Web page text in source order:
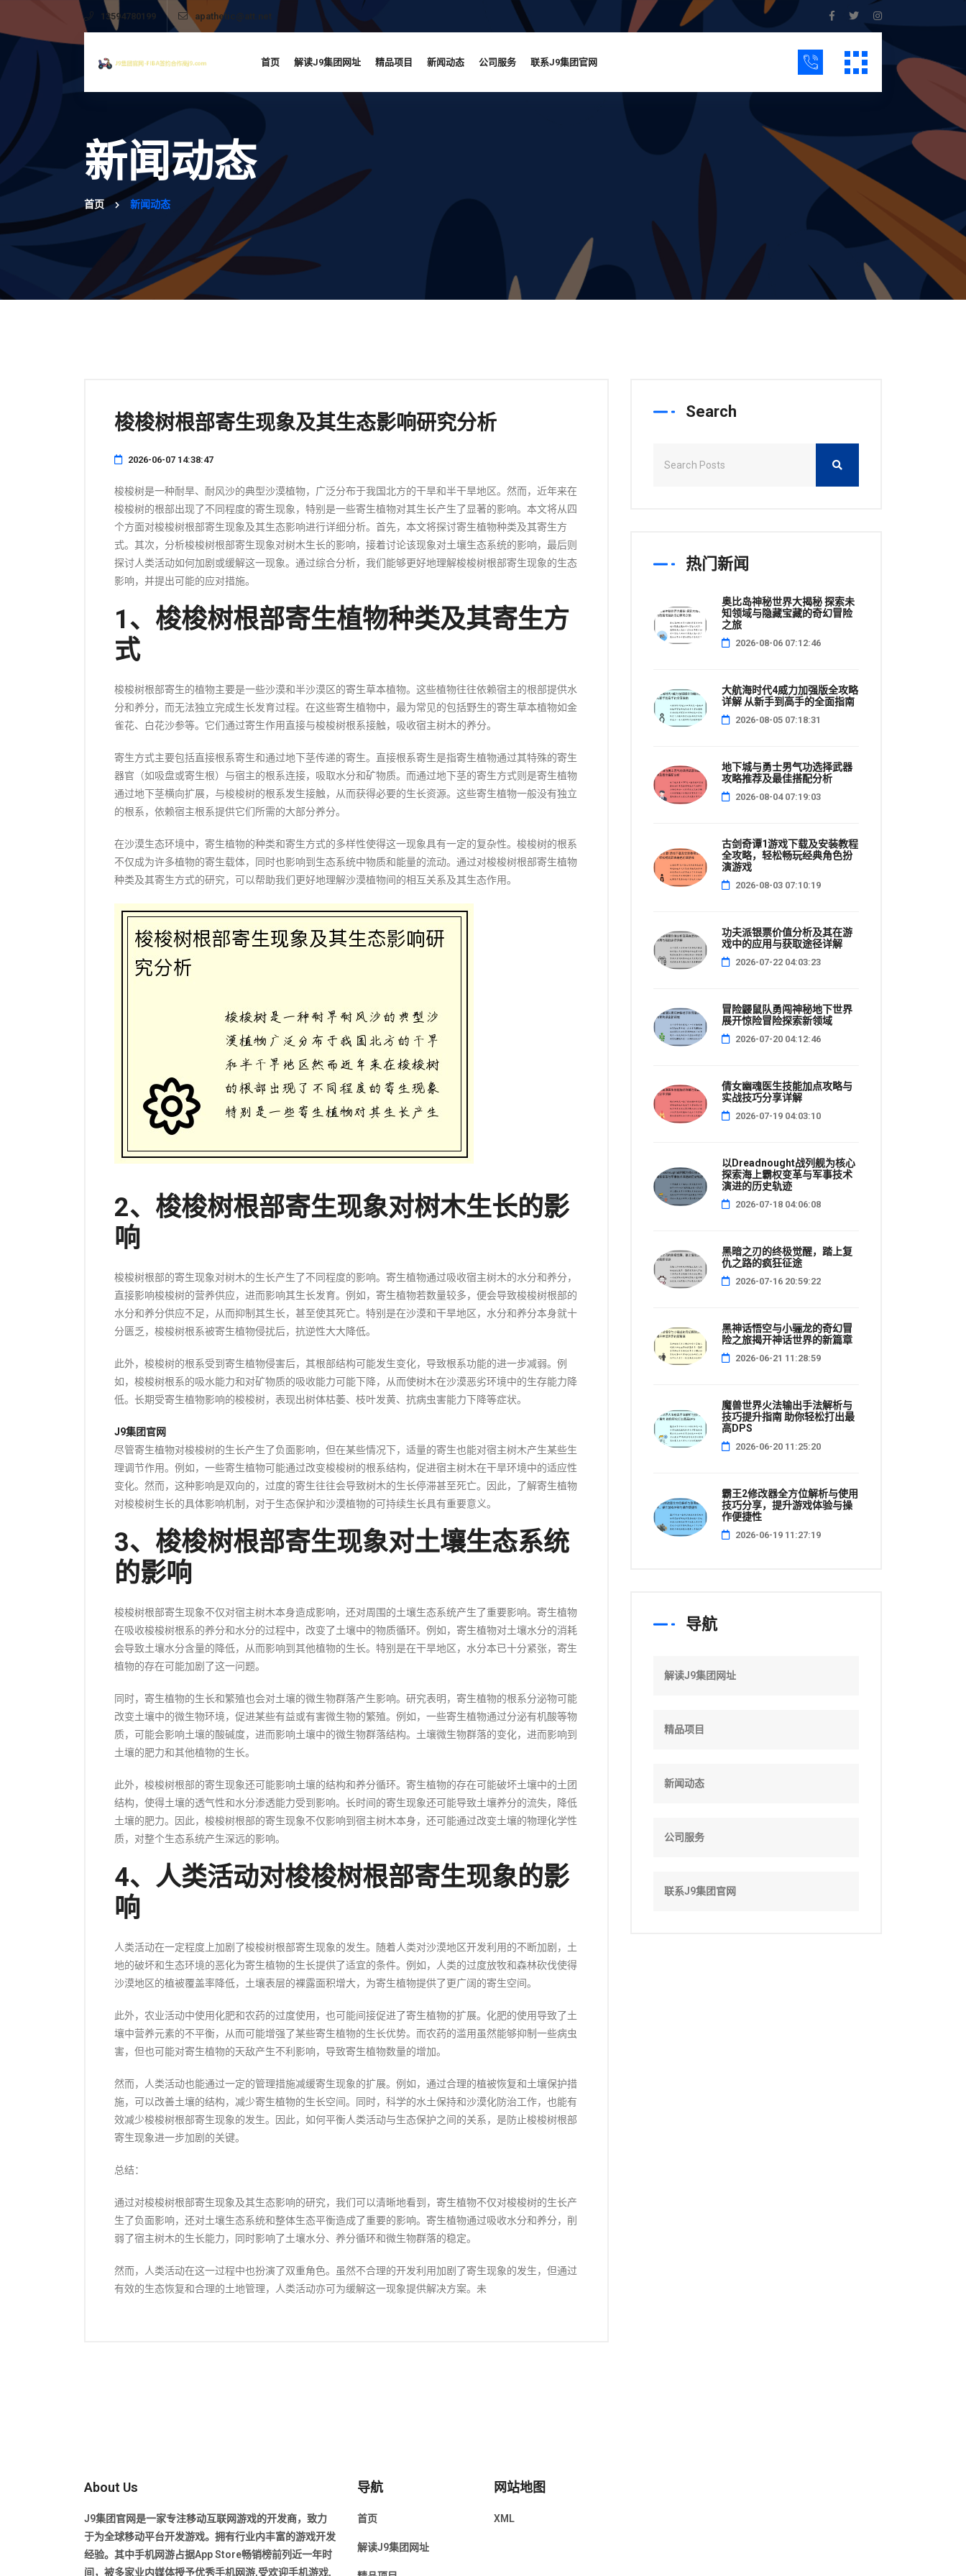
13594780199 apathetic@att.net
首页 解读J9集团网址 精品项目 新闻动态 公司服务 联系J9集团官网
新闻动态
首页 新闻动态
梭梭树根部寄生现象及其生态影响研究分析
2026-06-07 14:38:47
梭梭树是一种耐旱、耐风沙的典型沙漠植物，广泛分布于我国北方的干旱和半干旱地区。然而，近年来在
梭梭树的根部出现了不同程度的寄生现象，特别是一些寄生植物对其生长产生了显著的影响。本文将从四
个方面对梭梭树根部寄生现象及其生态影响进行详细分析。首先，本文将探讨寄生植物种类及其寄生方
式。其次，分析梭梭树根部寄生现象对树木生长的影响，接着讨论该现象对土壤生态系统的影响，最后则
探讨人类活动如何加剧或缓解这一现象。通过综合分析，我们能够更好地理解梭梭树根部寄生现象的生态
影响，并提出可能的应对措施。
1、梭梭树根部寄生植物种类及其寄生方
式
梭梭树根部寄生的植物主要是一些沙漠和半沙漠区的寄生草本植物。这些植物往往依赖宿主的根部提供水
分和养分，而无法独立完成生长发育过程。在这些寄生植物中，最为常见的包括野生的寄生草本植物如金
雀花、白花沙参等。它们通过寄生作用直接与梭梭树根系接触，吸收宿主树木的养分。
寄生方式主要包括直接根系寄生和通过地下茎传递的寄生。直接根系寄生是指寄生植物通过其特殊的寄生
器官（如吸盘或寄生根）与宿主的根系连接，吸取水分和矿物质。而通过地下茎的寄生方式则是寄生植物
通过地下茎横向扩展，与梭梭树的根系发生接触，从而获得必要的生长资源。这些寄生植物一般没有独立
的根系，依赖宿主根系提供它们所需的大部分养分。
在沙漠生态环境中，寄生植物的种类和寄生方式的多样性使得这一现象具有一定的复杂性。梭梭树的根系
不仅成为许多植物的寄生载体，同时也影响到生态系统中物质和能量的流动。通过对梭梭树根部寄生植物
种类及其寄生方式的研究，可以帮助我们更好地理解沙漠植物间的相互关系及其生态作用。
2、梭梭树根部寄生现象对树木生长的影
响
梭梭树根部的寄生现象对树木的生长产生了不同程度的影响。寄生植物通过吸收宿主树木的水分和养分，
直接影响梭梭树的营养供应，进而影响其生长发育。例如，寄生植物若数量较多，便会导致梭梭树根部的
水分和养分供应不足，从而抑制其生长，甚至使其死亡。特别是在沙漠和干旱地区，水分和养分本身就十
分匮乏，梭梭树根系被寄生植物侵扰后，抗逆性大大降低。
此外，梭梭树的根系受到寄生植物侵害后，其根部结构可能发生变化，导致根系功能的进一步减弱。例
如，梭梭树根系的吸水能力和对矿物质的吸收能力可能下降，从而使树木在沙漠恶劣环境中的生存能力降
低。长期受寄生植物影响的梭梭树，表现出树体枯萎、枝叶发黄、抗病虫害能力下降等症状。
J9集团官网
尽管寄生植物对梭梭树的生长产生了负面影响，但在某些情况下，适量的寄生也能对宿主树木产生某些生
理调节作用。例如，一些寄生植物可能通过改变梭梭树的根系结构，促进宿主树木在干旱环境中的适应性
变化。然而，这种影响是双向的，过度的寄生往往会导致树木的生长停滞甚至死亡。因此，了解寄生植物
对梭梭树生长的具体影响机制，对于生态保护和沙漠植物的可持续生长具有重要意义。
3、梭梭树根部寄生现象对土壤生态系统
的影响
梭梭树根部寄生现象不仅对宿主树木本身造成影响，还对周围的土壤生态系统产生了重要影响。寄生植物
在吸收梭梭树根系的养分和水分的过程中，改变了土壤中的物质循环。例如，寄生植物对土壤水分的消耗
会导致土壤水分含量的降低，从而影响到其他植物的生长。特别是在干旱地区，水分本已十分紧张，寄生
植物的存在可能加剧了这一问题。
同时，寄生植物的生长和繁殖也会对土壤的微生物群落产生影响。研究表明，寄生植物的根系分泌物可能
改变土壤中的微生物环境，促进某些有益或有害微生物的繁殖。例如，一些寄生植物通过分泌有机酸等物
质，可能会影响土壤的酸碱度，进而影响土壤中的微生物群落结构。土壤微生物群落的变化，进而影响到
土壤的肥力和其他植物的生长。
此外，梭梭树根部的寄生现象还可能影响土壤的结构和养分循环。寄生植物的存在可能破坏土壤中的土团
结构，使得土壤的透气性和水分渗透能力受到影响。长时间的寄生现象还可能导致土壤养分的流失，降低
土壤的肥力。因此，梭梭树根部的寄生现象不仅影响到宿主树木本身，还可能通过改变土壤的物理化学性
质，对整个生态系统产生深远的影响。
4、人类活动对梭梭树根部寄生现象的影
响
人类活动在一定程度上加剧了梭梭树根部寄生现象的发生。随着人类对沙漠地区开发利用的不断加剧，土
地的破坏和生态环境的恶化为寄生植物的生长提供了适宜的条件。例如，人类的过度放牧和森林砍伐使得
沙漠地区的植被覆盖率降低，土壤表层的裸露面积增大，为寄生植物提供了更广阔的寄生空间。
此外，农业活动中使用化肥和农药的过度使用，也可能间接促进了寄生植物的扩展。化肥的使用导致了土
壤中营养元素的不平衡，从而可能增强了某些寄生植物的生长优势。而农药的滥用虽然能够抑制一些病虫
害，但也可能对寄生植物的天敌产生不利影响，导致寄生植物数量的增加。
然而，人类活动也能通过一定的管理措施减缓寄生现象的扩展。例如，通过合理的植被恢复和土壤保护措
施，可以改善土壤的结构，减少寄生植物的生长空间。同时，科学的水土保持和沙漠化防治工作，也能有
效减少梭梭树根部寄生现象的发生。因此，如何平衡人类活动与生态保护之间的关系，是防止梭梭树根部
寄生现象进一步加剧的关键。
总结：
通过对梭梭树根部寄生现象及其生态影响的研究，我们可以清晰地看到，寄生植物不仅对梭梭树的生长产
生了负面影响，还对土壤生态系统和整体生态平衡造成了重要的影响。寄生植物通过吸收水分和养分，削
弱了宿主树木的生长能力，同时影响了土壤水分、养分循环和微生物群落的稳定。
然而，人类活动在这一过程中也扮演了双重角色。虽然不合理的开发利用加剧了寄生现象的发生，但通过
有效的生态恢复和合理的土地管理，人类活动亦可为缓解这一现象提供解决方案。未
Search
热门新闻
奥比岛神秘世界大揭秘 探索未
知领域与隐藏宝藏的奇幻冒险
之旅
2026-08-06 07:12:46
大航海时代4威力加强版全攻略
详解 从新手到高手的全面指南
2026-08-05 07:18:31
地下城与勇士男气功选择武器
攻略推荐及最佳搭配分析
2026-08-04 07:19:03
古剑奇谭1游戏下载及安装教程
全攻略，轻松畅玩经典角色扮
演游戏
2026-08-03 07:10:19
功夫派银票价值分析及其在游
戏中的应用与获取途径详解
2026-07-22 04:03:23
冒险鼹鼠队勇闯神秘地下世界
展开惊险冒险探索新领域
2026-07-20 04:12:46
倩女幽魂医生技能加点攻略与
实战技巧分享详解
2026-07-19 04:03:10
以Dreadnought战列舰为核心
探索海上霸权变革与军事技术
演进的历史轨迹
2026-07-18 04:06:08
黑暗之刃的终极觉醒，踏上复
仇之路的疯狂征途
2026-07-16 20:59:22
黑神话悟空与小骊龙的奇幻冒
险之旅揭开神话世界的新篇章
2026-06-21 11:28:59
魔兽世界火法输出手法解析与
技巧提升指南 助你轻松打出最
高DPS
2026-06-20 11:25:20
霸王2修改器全方位解析与使用
技巧分享，提升游戏体验与操
作便捷性
2026-06-19 11:27:19
导航
解读J9集团网址
精品项目
新闻动态
公司服务
联系J9集团官网
About Us
J9集团官网是一家专注移动互联网游戏的开发商，致力
于为全球移动平台开发游戏。拥有行业内丰富的游戏开发
经验。其中手机网游占据App Store畅销榜前列近一年时
间，被多家业内媒体授予优秀手机网游,受欢迎手机游戏,
导航
首页
解读J9集团网址
网站地图
XML